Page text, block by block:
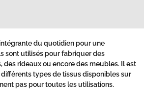
du quotidien pour une
sont utilisés pour fabriquer des
des rideaux ou encore des meubles. Il est
types de tissus disponibles sur
pas pour toutes les utilisations.